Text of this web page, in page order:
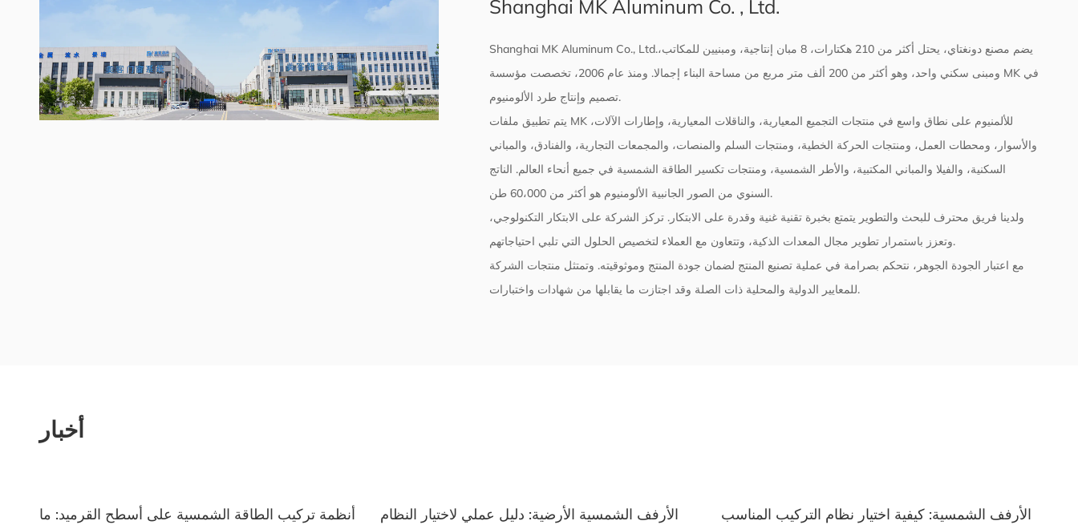
Shanghai MK Aluminum Co. , Ltd.
Shanghai MK Aluminum Co., Ltd.يضم مصنع دونغتاي، يحتل أكثر من 210 هكتارات، 8 مبان إنتاجية، ومبنيين للمكاتب،
ومبنى سكني واحد، وهو أكثر من 200 ألف متر مربع من مساحة البناء إجمالا. ومنذ عام 2006، تخصصت مؤسسة MK في
تصميم وإنتاج طرد الألومنيوم.
يتم تطبيق ملفات MK للألمنيوم على نطاق واسع في منتجات التجميع المعيارية، والناقلات المعيارية، وإطارات الآلات،
والأسوار، ومحطات العمل، ومنتجات الحركة الخطية، ومنتجات السلم والمنصات، والمجمعات التجارية، والفنادق، والمباني
السكنية، والفيلا والمباني المكتبية، والأطر الشمسية، ومنتجات تكسير الطاقة الشمسية في جميع أنحاء العالم. الناتج
السنوي من الصور الجانبية الألومنيوم هو أكثر من 60،000 طن.
ولدينا فريق محترف للبحث والتطوير يتمتع بخبرة تقنية غنية وقدرة على الابتكار. تركز الشركة على الابتكار التكنولوجي،
وتعزز باستمرار تطوير مجال المعدات الذكية، وتتعاون مع العملاء لتخصيص الحلول التي تلبي احتياجاتهم.
مع اعتبار الجودة الجوهر، نتحكم بصرامة في عملية تصنيع المنتج لضمان جودة المنتج وموثوقيته. وتمتثل منتجات الشركة
للمعايير الدولية والمحلية ذات الصلة وقد اجتازت ما يقابلها من شهادات واختبارات.
أخبار
أنظمة الأرفف الشمسية الأرضية: دليل عملي لاختيار النظام الأرفف الشمسية: كيفية اختيار نظام التركيب المناسب دليل المبتدئين لاختيار ملف الألومنيوم المناسب لأي